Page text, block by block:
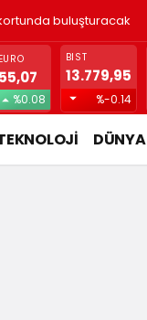
buluşturacak
EURO
55,07
%0.08
BIST
13.779,95
%-0.14
DÜNYA